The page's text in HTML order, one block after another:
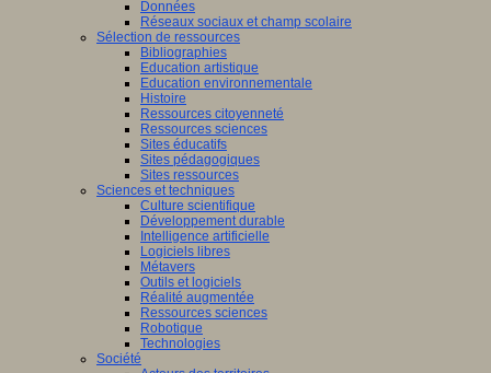
Données
Réseaux sociaux et champ scolaire
Sélection de ressources
Bibliographies
Education artistique
Education environnementale
Histoire
Ressources citoyenneté
Ressources sciences
Sites éducatifs
Sites pédagogiques
Sites ressources
Sciences et techniques
Culture scientifique
Développement durable
Intelligence artificielle
Logiciels libres
Métavers
Outils et logiciels
Réalité augmentée
Ressources sciences
Robotique
Technologies
Société